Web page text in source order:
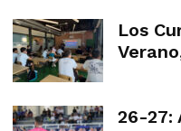
Los
26-27: